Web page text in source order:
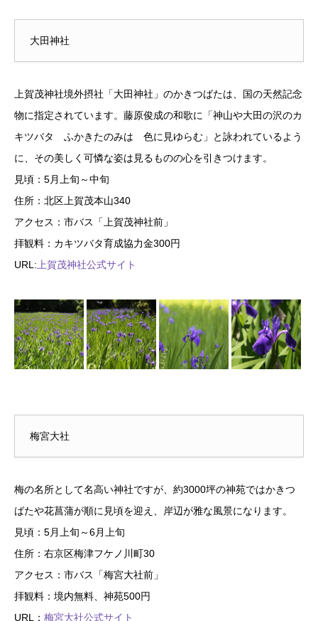
大田神社
上賀茂神社境外摂社「大田神社」のかきつばたは、国の天然記念
物に指定されています。藤原俊成の和歌に「神山や大田の沢のカ
キツバタ ふかきたのみは 色に見ゆらむ」と詠われているよう
に、その美しく可憐な姿は見るものの心を引きつけます。
見頃：5月上旬～中旬
住所：北区上賀茂本山340
アクセス：市バス「上賀茂神社前」
拝観料：カキツバタ育成協力金300円
URL: 上賀茂神社公式サイト
梅宮大社
梅の名所として名高い神社ですが、約3000坪の神苑ではかきつ
ばたや花菖蒲が順に見頃を迎え、岸辺が雅な風景になります。
見頃：5月上旬～6月上旬
住所：右京区梅津フケノ川町30
アクセス：市バス「梅宮大社前」
拝観料：境内無料、神苑500円
URL： 梅宮大社公式サイト